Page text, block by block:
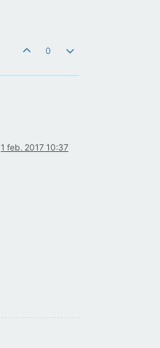
0
1 feb. 2017 10:37